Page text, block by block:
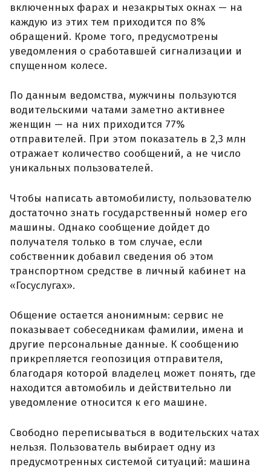
включенных фарах и незакрытых окнах — на
каждую из этих тем приходится по 8%
обращений. Кроме того, предусмотрены
уведомления о сработавшей сигнализации и
спущенном колесе.
По данным ведомства, мужчины пользуются
водительскими чатами заметно активнее
женщин — на них приходится 77%
отправителей. При этом показатель в 2,3 млн
отражает количество сообщений, а не число
уникальных пользователей.
Чтобы написать автомобилисту, пользователю
достаточно знать государственный номер его
машины. Однако сообщение дойдет до
получателя только в том случае, если
собственник добавил сведения об этом
транспортном средстве в личный кабинет на
«Госуслугах».
Общение остается анонимным: сервис не
показывает собеседникам фамилии, имена и
другие персональные данные. К сообщению
прикрепляется геопозиция отправителя,
благодаря которой владелец может понять, где
находится автомобиль и действительно ли
уведомление относится к его машине.
Свободно переписываться в водительских чатах
нельзя. Пользователь выбирает одну из
предусмотренных системой ситуаций: машина